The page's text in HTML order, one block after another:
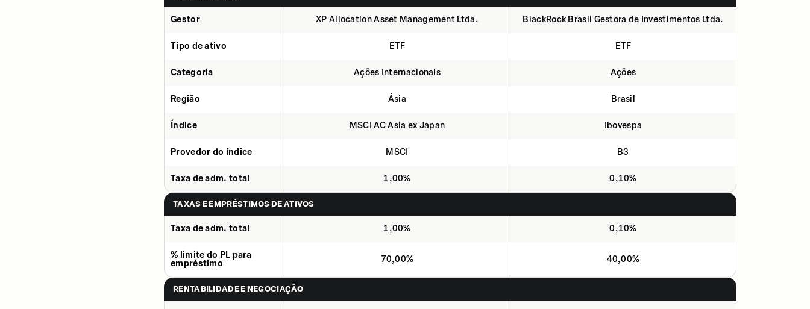
Gestor XP Allocation Asset Management Ltda. BlackRock Brasil Gestora de Investimentos Ltda.
Tipo de ativo ETF ETF
Categoria Ações Internacionais Ações
Região Ásia Brasil
Índice MSCI AC Asia ex Japan Ibovespa
Provedor do índice MSCI B3
Taxa de adm. total 1,00% 0,10%
TAXAS E EMPRÉSTIMOS DE ATIVOS
Taxa de adm. total 1,00% 0,10%
% limite do PL para
empréstimo
70,00% 40,00%
RENTABILIDADE E NEGOCIAÇÃO